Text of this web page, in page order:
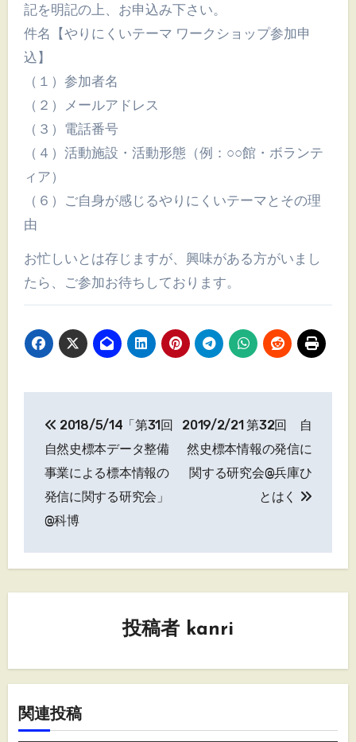
記を明記の上、お申込み下さい。
件名【やりにくいテーマ ワークショップ参加申
込】
（１）参加者名
（２）メールアドレス
（３）電話番号
（４）活動施設・活動形態（例：○○館・ボランテ
ィア）
（６）ご自身が感じるやりにくいテーマとその理
由
お忙しいとは存じますが、興味がある方がいまし
たら、ご参加お待ちしております。
稿
ナ
ビ
ー
ン
2018/5/14「第31回
自然史標本データ整備
事業による標本情報の
発信に関する研究会」
@科博
2019/2/21 第32回 自
然史標本情報の発信に
関する研究会@兵庫ひ
とはく
投稿者 kanri
関連投稿